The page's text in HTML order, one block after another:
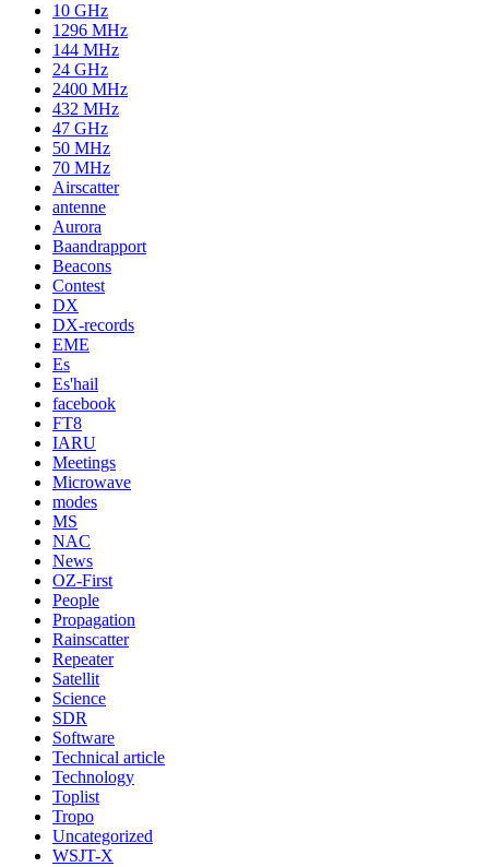
10 GHz
1296 MHz
144 MHz
24 GHz
2400 MHz
432 MHz
47 GHz
50 MHz
70 MHz
Airscatter
antenne
Aurora
Baandrapport
Beacons
Contest
DX
DX-records
EME
Es
Es'hail
facebook
FT8
IARU
Meetings
Microwave
modes
MS
NAC
News
OZ-First
People
Propagation
Rainscatter
Repeater
Satellit
Science
SDR
Software
Technical article
Technology
Toplist
Tropo
Uncategorized
WSJT-X